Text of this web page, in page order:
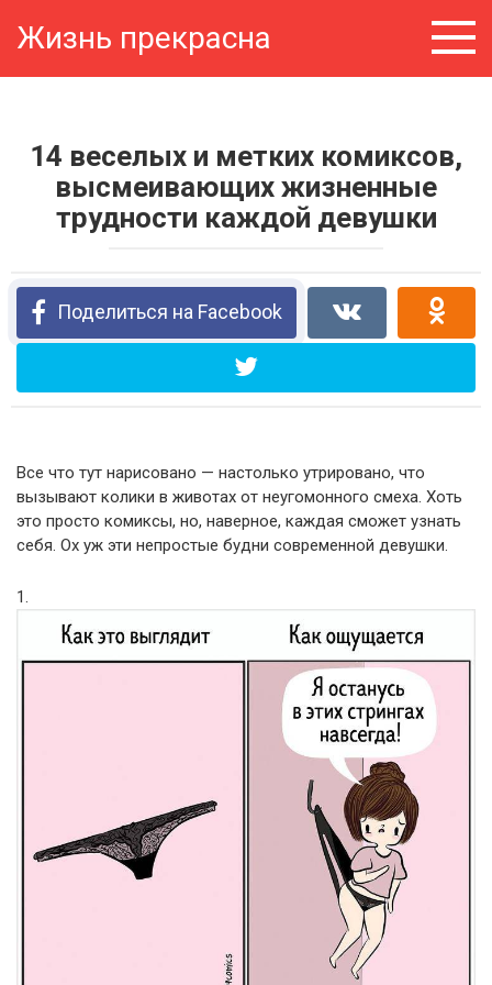
Жизнь прекрасна
14 веселых и метких комиксов,
высмеивающих жизненные
трудности каждой девушки
Поделиться на Facebook
Все что тут нарисовано — настолько утрировано, что
вызывают колики в животах от неугомонного смеха. Хоть
это просто комиксы, но, наверное, каждая сможет узнать
себя. Ох уж эти непростые будни современной девушки.
1.